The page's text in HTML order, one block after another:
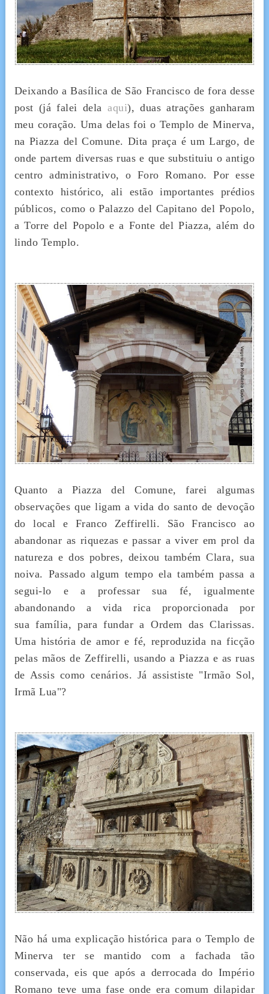
Deixando a Basílica de São Francisco de fora desse
post (já falei dela aqui), duas atrações ganharam
meu coração. Uma delas foi o Templo de Minerva,
na Piazza del Comune. Dita praça é um Largo, de
onde partem diversas ruas e que substituiu o antigo
centro administrativo, o Foro Romano. Por esse
contexto histórico, ali estão importantes prédios
públicos, como o Palazzo del Capitano del Popolo,
a Torre del Popolo e a Fonte del Piazza, além do
lindo Templo.
Quanto a Piazza del Comune, farei algumas
observações que ligam a vida do santo de devoção
do local e Franco Zeffirelli. São Francisco ao
abandonar as riquezas e passar a viver em prol da
natureza e dos pobres, deixou também Clara, sua
noiva. Passado algum tempo ela também passa a
segui-lo e a professar sua fé, igualmente
abandonando a vida rica proporcionada por
sua família, para fundar a Ordem das Clarissas.
Uma história de amor e fé, reproduzida na ficção
pelas mãos de Zeffirelli, usando a Piazza e as ruas
de Assis como cenários. Já assististe "Irmão Sol,
Irmã Lua"?
Não há uma explicação histórica para o Templo de
Minerva ter se mantido com a fachada tão
conservada, eis que após a derrocada do Império
Romano teve uma fase onde era comum dilapidar